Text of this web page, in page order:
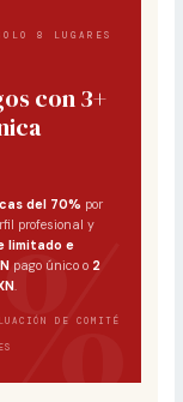
8 LUGARES
con 3+
del 70% por
profesional y
limitado e
pago único o 2
.
DE COMITÉ